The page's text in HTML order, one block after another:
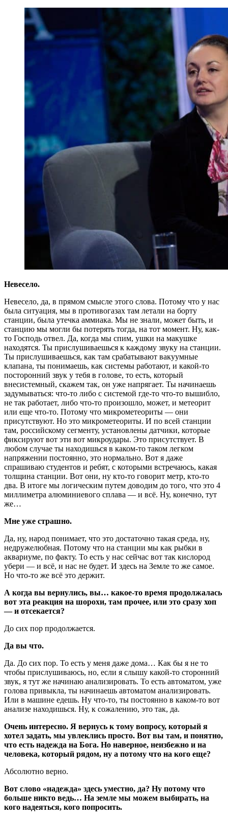
Невесело.
Невесело, да, в прямом смысле этого слова. Потому что у нас
была ситуация, мы в противогазах там летали на борту
станции, была утечка аммиака. Мы не знали, может быть, и
станцию мы могли бы потерять тогда, на тот момент. Ну, как-
то Господь отвел. Да, когда мы спим, ушки на макушке
находятся. Ты прислушиваешься к каждому звуку на станции.
Ты прислушиваешься, как там срабатывают вакуумные
клапана, ты понимаешь, как системы работают, и какой-то
посторонний звук у тебя в голове, то есть, который
внесистемный, скажем так, он уже напрягает. Ты начинаешь
задумываться: что-то либо с системой где-то что-то вышибло,
не так работает, либо что-то произошло, может, и метеорит
или еще что-то. Потому что микрометеориты — они
присутствуют. Но это микрометеориты. И по всей станции
там, российскому сегменту, установлены датчики, которые
фиксируют вот эти вот микроудары. Это присутствует. В
любом случае ты находишься в каком-то таком легком
напряжении постоянно, это нормально. Вот я даже
спрашиваю студентов и ребят, с которыми встречаюсь, какая
толщина станции. Вот они, ну кто-то говорит метр, кто-то
два. В итоге мы логическим путем доводим до того, что это 4
миллиметра алюминиевого сплава — и всё. Ну, конечно, тут
же…
Мне уже страшно.
Да, ну, народ понимает, что это достаточно такая среда, ну,
недружелюбная. Потому что на станции мы как рыбки в
аквариуме, по факту. То есть у нас сейчас вот так кислород
убери — и всё, и нас не будет. И здесь на Земле то же самое.
Но что-то же всё это держит.
А когда вы вернулись, вы… какое-то время продолжалась
вот эта реакция на шорохи, там прочее, или это сразу хоп
— и отсекается?
До сих пор продолжается.
Да вы что.
Да. До сих пор. То есть у меня даже дома… Как бы я не то
чтобы прислушиваюсь, но, если я слышу какой-то сторонний
звук, я тут же начинаю анализировать. То есть автоматом, уже
голова привыкла, ты начинаешь автоматом анализировать.
Или в машине едешь. Ну что-то, ты постоянно в каком-то вот
анализе находишься. Ну, к сожалению, это так, да.
Очень интересно. Я вернусь к тому вопросу, который я
хотел задать, мы увлеклись просто. Вот вы там, и понятно,
что есть надежда на Бога. Но наверное, неизбежно и на
человека, который рядом, ну а потому что на кого еще?
Абсолютно верно.
Вот слово «надежда» здесь уместно, да? Ну потому что
больше никто ведь… На земле мы можем выбирать, на
кого надеяться, кого попросить.